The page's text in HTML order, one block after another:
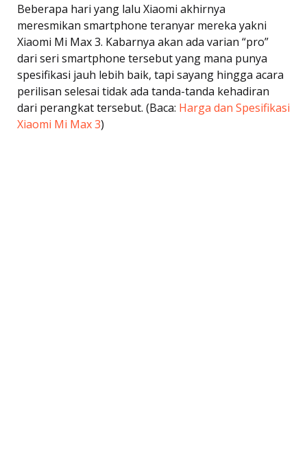
Beberapa hari yang lalu Xiaomi akhirnya
meresmikan smartphone teranyar mereka yakni
Xiaomi Mi Max 3. Kabarnya akan ada varian “pro”
dari seri smartphone tersebut yang mana punya
spesifikasi jauh lebih baik, tapi sayang hingga acara
perilisan selesai tidak ada tanda-tanda kehadiran
dari perangkat tersebut. (Baca: Harga dan Spesifikasi
Xiaomi Mi Max 3)